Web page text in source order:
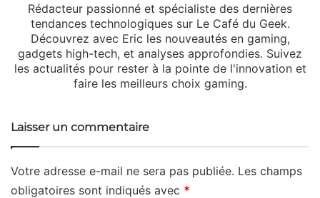
Rédacteur passionné et spécialiste des dernières
tendances technologiques sur Le Café du Geek.
Découvrez avec Eric les nouveautés en gaming,
gadgets high-tech, et analyses approfondies. Suivez
les actualités pour rester à la pointe de l'innovation et
faire les meilleurs choix gaming.
Laisser un commentaire
Votre adresse e-mail ne sera pas publiée. Les champs
obligatoires sont indiqués avec *